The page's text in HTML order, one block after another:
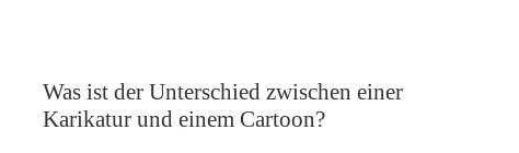
Was ist der Unterschied zwischen einer
Karikatur und einem Cartoon?